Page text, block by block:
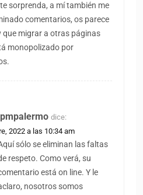
sorprenda, a mí también me
comentarios, os parece
que migrar a otras páginas
monopolizado por
pmpalermo dice:
2022 a las 10:34 am
sólo se eliminan las faltas
respeto. Como verá, su
está on line. Y le
nosotros somos